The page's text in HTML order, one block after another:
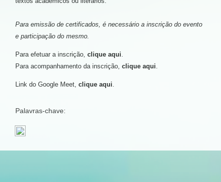
Para emissão de certificados, é necessário a inscrição do evento
e participação do mesmo.
Para efetuar a inscrição, clique aqui.
Para acompanhamento da inscrição, clique aqui.
Link do Google Meet, clique aqui.
Palavras-chave: